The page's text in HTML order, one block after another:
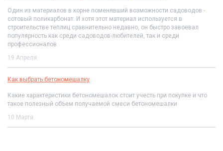
Один из материалов в корне поменявший возможности садоводов -
сотовый поликарбонат. И хотя этот материал используется в
строительстве теплиц сравнительно недавно, он быстро завоевал
популярность как среди садоводов-любителей, так и среди
профессионалов
19 Апреля
Как выбрать бетономешалку
Какие характеристики бетономешалок стоит учесть при покупке и что
такое полезный объем получаемой смеси бетономешалки
10 Марта